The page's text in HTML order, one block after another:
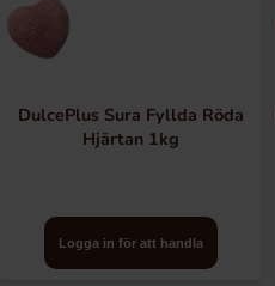
DulcePlus Sura Fyllda Röda
Hjärtan 1kg
Logga in för att handla